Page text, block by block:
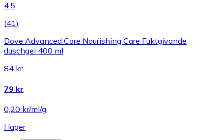
4.5
(41)
Dove Advanced Care Nourishing Care Fuktgivande
duschgel 400 ml
84 kr
79 kr
0,20 kr/ml/g
I lager